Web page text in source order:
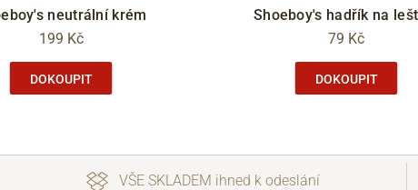
neutrální krém
199 Kč
DOKOUPIT
Shoeboy's hadřík na
79 Kč
DOKOUPIT
VŠE SKLADEM ihned k odeslání